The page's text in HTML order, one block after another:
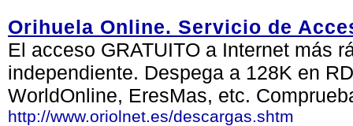
Orihuela Online. Servicio de
El acceso GRATUITO a Internet más
independiente. Despega a 128K en
WorldOnline, EresMas, etc.
http://www.oriolnet.es/descargas.shtm